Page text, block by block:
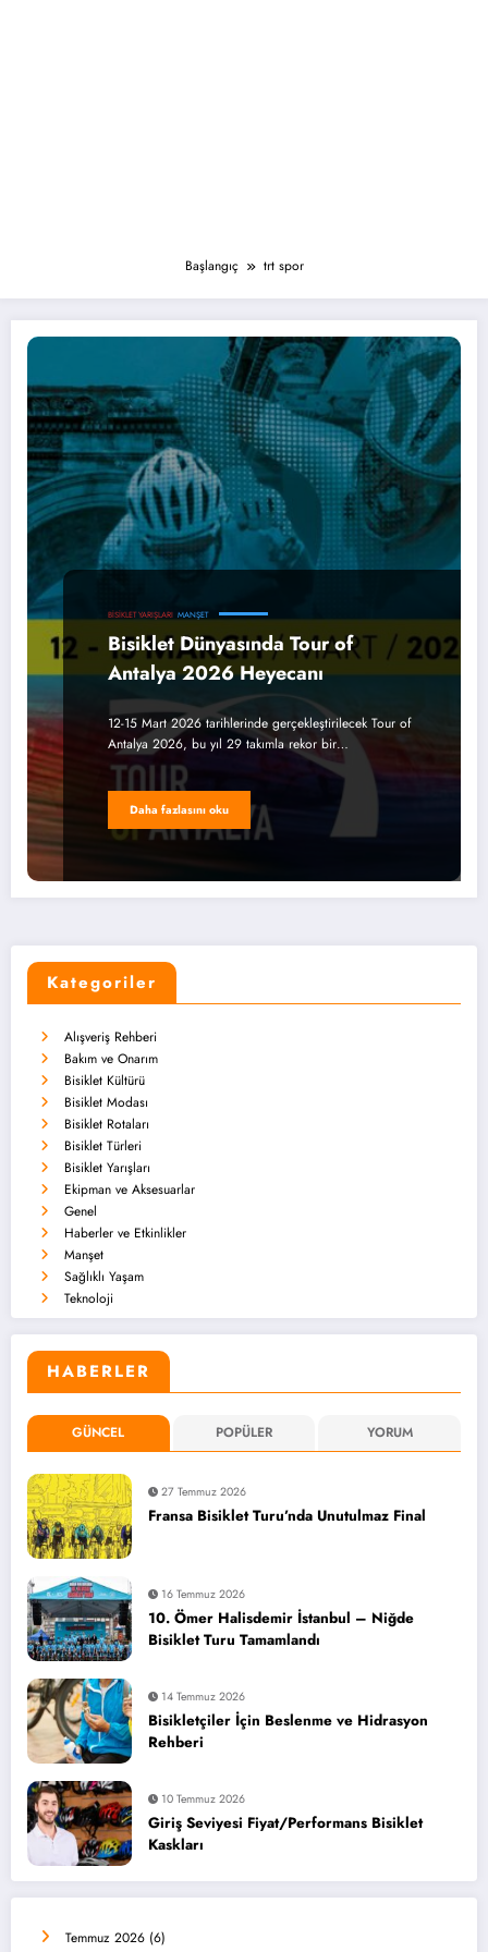
Başlangıç trt spor
BISIKLET YARIŞLARI MANŞET
Bisiklet Dünyasında Tour of
Antalya 2026 Heyecanı
12-15 Mart 2026 tarihlerinde gerçekleştirilecek Tour of
Antalya 2026, bu yıl 29 takımla rekor bir…
Daha fazlasını oku
Kategoriler
Alışveriş Rehberi
Bakım ve Onarım
Bisiklet Kültürü
Bisiklet Modası
Bisiklet Rotaları
Bisiklet Türleri
Bisiklet Yarışları
Ekipman ve Aksesuarlar
Genel
Haberler ve Etkinlikler
Manşet
Sağlıklı Yaşam
Teknoloji
HABERLER
GÜNCEL POPÜLER YORUM
27 Temmuz 2026
Fransa Bisiklet Turu’nda Unutulmaz Final
16 Temmuz 2026
10. Ömer Halisdemir İstanbul – Niğde
Bisiklet Turu Tamamlandı
14 Temmuz 2026
Bisikletçiler İçin Beslenme ve Hidrasyon
Rehberi
10 Temmuz 2026
Giriş Seviyesi Fiyat/Performans Bisiklet
Kaskları
Temmuz 2026 (6)